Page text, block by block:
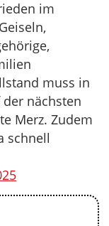
im
muss in
nächsten
Merz. Zudem
schnell